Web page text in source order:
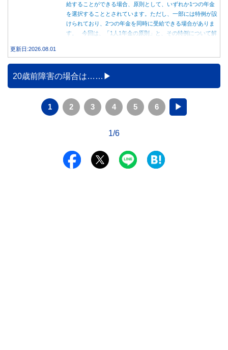
給することができる場合、原則として、いずれか1つの年金
を選択することとされています。ただし、一部には特例が設
けられており、2つの年金を同時に受給できる場合がありま
す。 今回は、「1人1年金の原則」と、その特例について解
更新日:2026.08.01
20歳前障害の場合は……
1 2 3 4 5 6 ▶
1/6